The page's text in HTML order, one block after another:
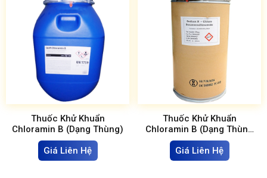
Thuốc Khử Khuẩn
Chloramin B (Dạng Thùng)
Giá Liên Hệ
Thuốc Khử Khuẩn
Chloramin B (Dạng Thùng
Giấy)
Giá Liên Hệ